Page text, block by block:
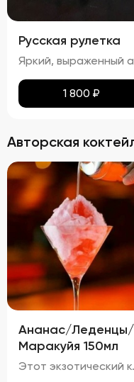
Русская рулетка
1 800 ₽
Авторская
Ананас/Леденцы/
Маракуйя 150мл
Этот экзотический коктейль очарует вас своим светло-